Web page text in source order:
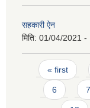
सहकारी ऐन
मिति: 01/04/2021 -
Pages
« first
6 7